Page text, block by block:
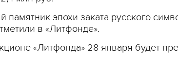
памятник эпохи заката русского
в «Литфонде».
«Литфонда» 28 января будет